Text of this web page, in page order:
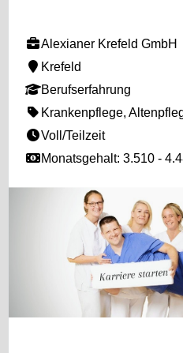
Alexianer Krefeld GmbH
Krefeld
Berufserfahrung
Krankenpflege,
Voll/Teilzeit
Monatsgehalt: 3.510 -